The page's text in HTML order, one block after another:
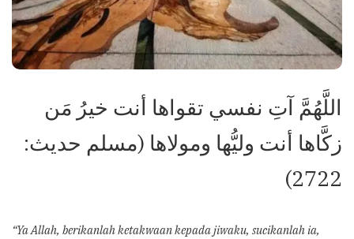
اللَّهُمَّ آتِ نفسي تقواها أنت خيرُ مَن
زكَّاها أنت وليُّها ومولاها (مسلم حديث:
2722)
“Ya Allah, berikanlah ketakwaan kepada jiwaku, sucikanlah ia,